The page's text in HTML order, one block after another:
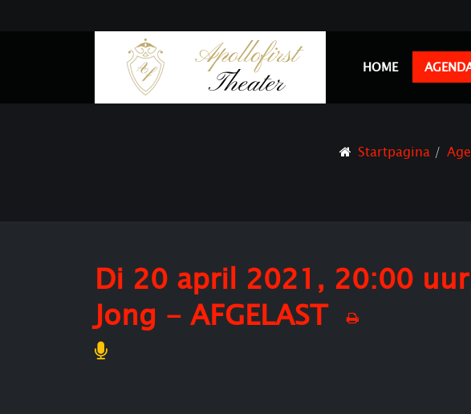
HOME
Startpagina
Di 20 april 2021, 20:00
Jong - AFGELAST